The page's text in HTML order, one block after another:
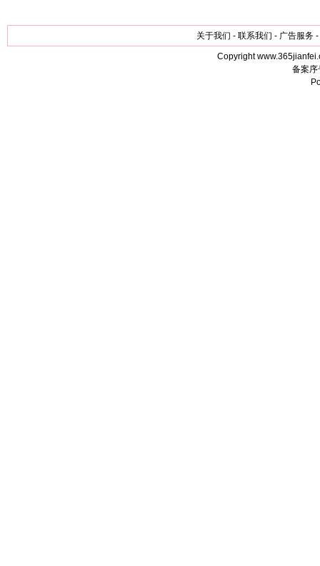
关于我们 - 联系我们 - 广告服务
Copyright
备案序